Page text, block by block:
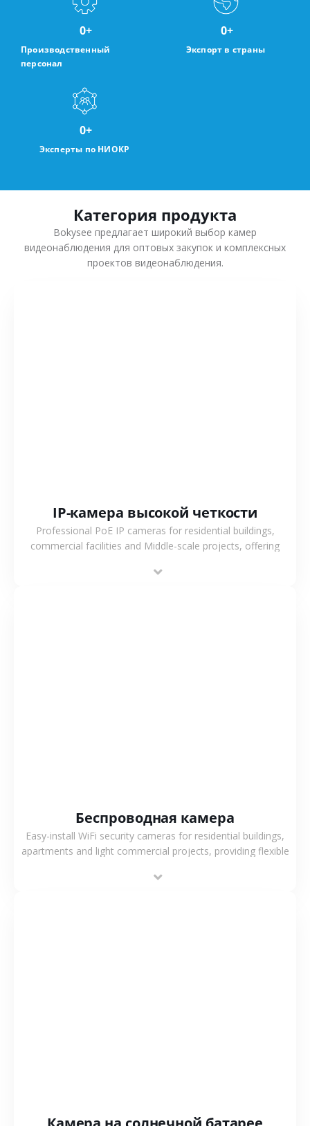
Производственный
персонал
0+
Экспорт в страны
0+
Эксперты по НИОКР
0+
Категория продукта
Bokysee предлагает широкий выбор камер
видеонаблюдения для оптовых закупок и комплексных
проектов видеонаблюдения.
IP-камера высокой четкости
Professional PoE IP cameras for residential buildings,
commercial facilities and Middle-scale projects, offering
support.
Беспроводная камера
Easy-install WiFi security cameras for residential buildings,
apartments and light commercial projects, providing flexible